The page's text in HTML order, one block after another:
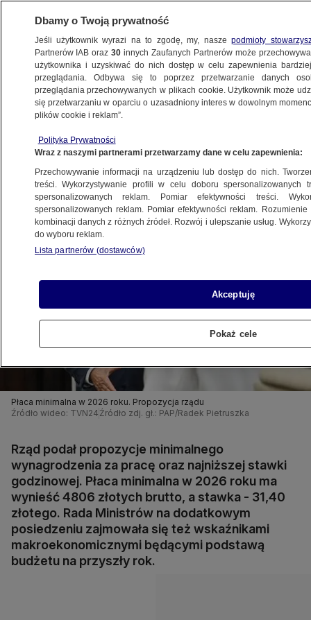
BIZNES
DLA PRACOWNIKA
12.06.2025, 15:52
Udostępnij
Płaca minimalna w 2026 roku. Propozycja rządu
Źródło wideo: TVN24 Źródło zdj. gł.: PAP/Radek Pietruszka
Rząd podał propozycje minimalnego
wynagrodzenia za pracę oraz najniższej stawki
godzinowej. Płaca minimalna w 2026 roku ma
wynieść 4806 złotych brutto, a stawka - 31,40
złotego. Rada Ministrów na dodatkowym
posiedzeniu zajmowała się też wskaźnikami
makroekonomicznymi będącymi podstawą
budżetu na przyszły rok.
Dbamy o Twoją prywatność
Jeśli użytkownik wyrazi na to zgodę, my, naszepodmioty
Partnerów IAB oraz30 innych Zaufanych Partnerów może
użytkownika i uzyskiwać do nich dostęp w celu zapewnienia
przeglądania. Odbywa się to poprzez przetwarzanie danych
przeglądania przechowywanych w plikach cookie. Użytkownik może
się przetwarzaniu w oparciu o uzasadniony interes w dowolnym
plików cookie i reklam”.
Polityka Prywatności
Wraz z naszymi partnerami przetwarzamy dane w celu zapewnienia:
Przechowywanie informacji na urządzeniu lub dostęp do nich.
treści. Wykorzystywanie profili w celu doboru spersonalizowanych
spersonalizowanych reklam. Pomiar efektywności treści.
spersonalizowanych reklam. Pomiar efektywności reklam.
kombinacji danych z różnych źródeł. Rozwój i ulepszanie usług.
do wyboru reklam.
Lista partnerów (dostawców)
Akceptuję
Pokaż cele